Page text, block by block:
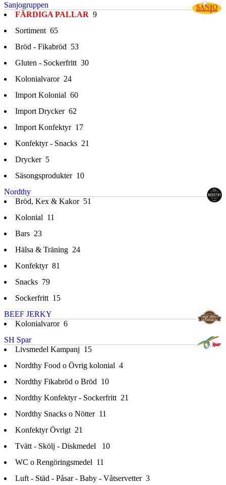
Sanjogruppen
FÄRDIGA PALLAR 9
Sortiment 65
Bröd - Fikabröd 53
Gluten - Sockerfritt 30
Kolonialvaror 24
Import Kolonial 60
Import Drycker 62
Import Konfektyr 17
Konfektyr - Snacks 21
Drycker 5
Säsongsprodukter 10
Nordthy
Bröd, Kex & Kakor 51
Kolonial 11
Bars 23
Hälsa & Träning 24
Konfektyr 81
Snacks 79
Sockerfritt 15
BEEF JERKY
Kolonialvaror 6
SH Spar
Livsmedel Kampanj 15
Nordthy Food o Övrig kolonial 4
Nordthy Fikabröd o Bröd 10
Nordthy Konfektyr - Sockerfritt 21
Nordthy Snacks o Nötter 11
Konfektyr Övrigt 21
Tvätt - Skölj - Diskmedel
10
WC o Rengöringsmedel 11
Luft - Städ - Påsar - Baby - Våtservetter 3